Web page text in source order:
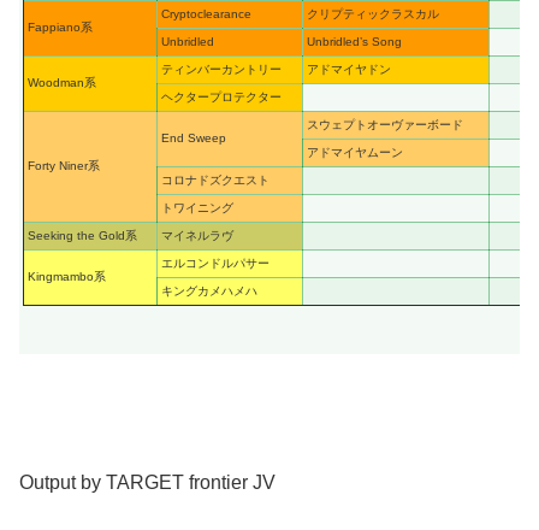
Fappiano系
Cryptoclearance クリプティックラスカル
Unbridled Unbridled’s Song
Woodman系
ティンバーカントリー アドマイヤドン
ヘクタープロテクター
Forty Niner系
End Sweep
スウェプトオーヴァーボード
アドマイヤムーン
コロナドズクエスト
トワイニング
Seeking the Gold系 マイネルラヴ
Kingmambo系
エルコンドルパサー
キングカメハメハ
Output by TARGET frontier JV